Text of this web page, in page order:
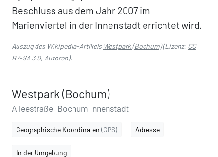
Beschluss aus dem Jahr 2007 im
Marienviertel in der Innenstadt errichtet wird.
Auszug des Wikipedia-Artikels Westpark (Bochum)(Lizenz: CC
BY-SA 3.0, Autoren).
Westpark (Bochum)
Alleestraße, Bochum Innenstadt
Geographische Koordinaten (GPS) Adresse
In der Umgebung